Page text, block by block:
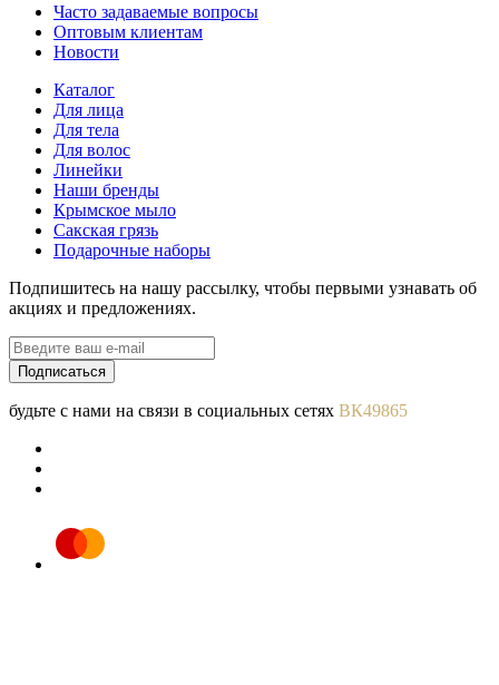
Часто задаваемые вопросы
Оптовым клиентам
Новости
Каталог
Для лица
Для тела
Для волос
Линейки
Наши бренды
Крымское мыло
Сакская грязь
Подарочные наборы
Подпишитесь на нашу рассылку, чтобы первыми узнавать об
акциях и предложениях.
Подписаться
будьте с нами на связи в социальных сетях ВК49865